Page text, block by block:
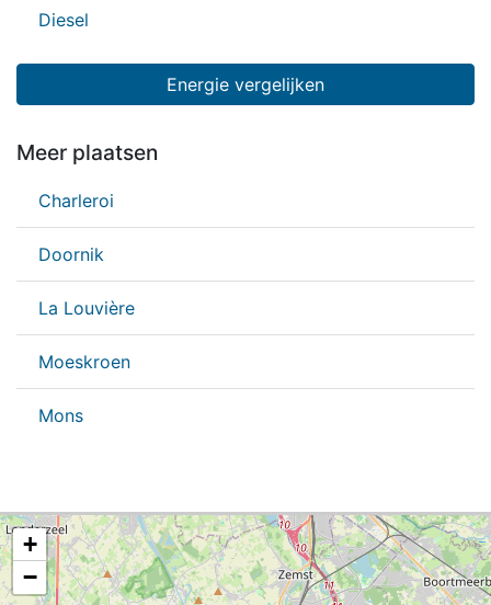
Diesel
Energie vergelijken
Meer plaatsen
Charleroi
Doornik
La Louvière
Moeskroen
Mons
+
−